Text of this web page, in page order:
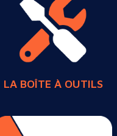
LA BOÎTE À OUTILS